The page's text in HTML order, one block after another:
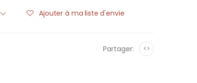
Ajouter à ma liste d'envie
Partager: <>